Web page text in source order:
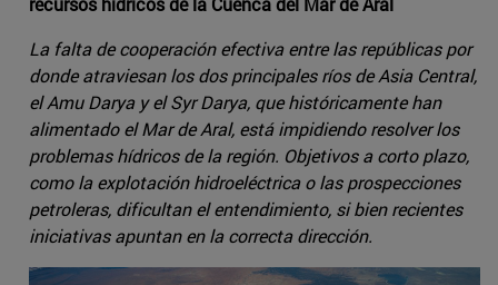
La falta de cooperación efectiva entre las repúblicas por
donde atraviesan los dos principales ríos de Asia Central,
el Amu Darya y el Syr Darya, que históricamente han
alimentado el Mar de Aral, está impidiendo resolver los
problemas hídricos de la región. Objetivos a corto plazo,
como la explotación hidroeléctrica o las prospecciones
petroleras, dificultan el entendimiento, si bien recientes
iniciativas apuntan en la correcta dirección.